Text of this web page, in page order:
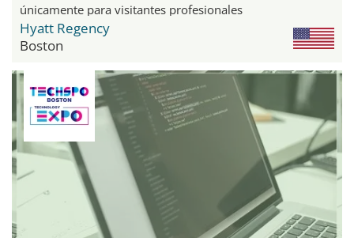
únicamente para visitantes profesionales
Hyatt Regency
Boston